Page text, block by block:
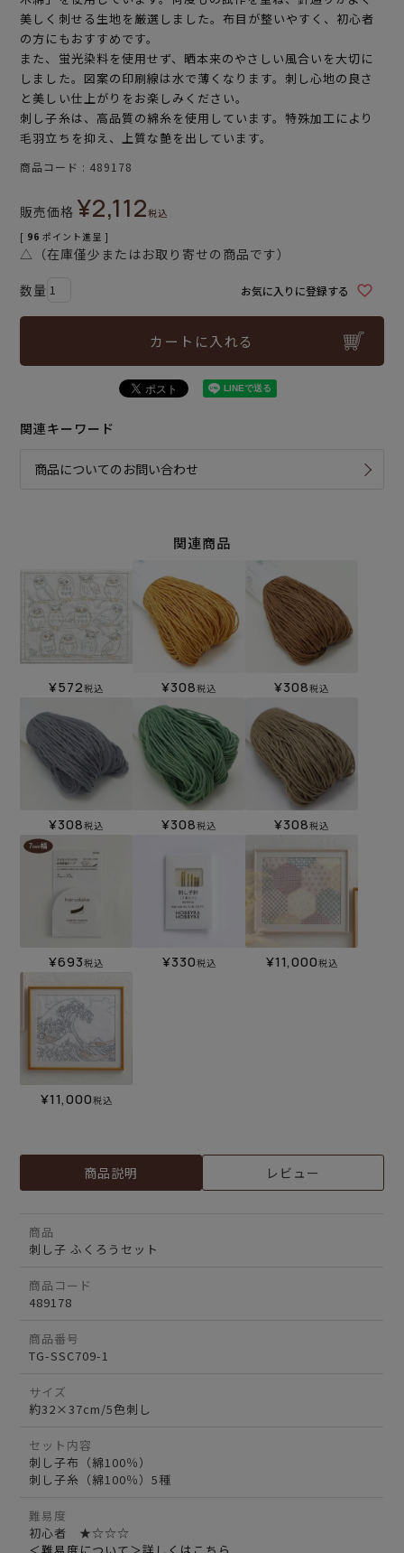
美しく刺せる生地を厳選しました。布目が整いやすく、初心者
の方にもおすすめです。
また、蛍光染料を使用せず、晒本来のやさしい風合いを大切に
しました。図案の印刷線は水で薄くなります。刺し心地の良さ
と美しい仕上がりをお楽しみください。
刺し子糸は、高品質の綿糸を使用しています。特殊加工により
毛羽立ちを抑え、上質な艶を出しています。
商品コード 489178
販売価格 ¥2,112税込
[ 96 ポイント進呈 ]
△（在庫僅少またはお取り寄せの商品です）
お気に入りに登録する
カートに入れる
関連キーワード
商品についてのお問い合わせ
関連商品
¥572税込 ¥308税込 ¥308税込
¥308税込 ¥308税込 ¥308税込
¥693税込 ¥330税込 ¥11,000税込
¥11,000税込
商品説明 レビュー
商品
刺し子 ふくろうセット
商品コード
489178
商品番号
TG-SSC709-1
サイズ
約32×37cm/5色刺し
セット内容
刺し子布（綿100％）
刺し子糸（綿100％）5種
難易度
初心者 ★☆☆☆